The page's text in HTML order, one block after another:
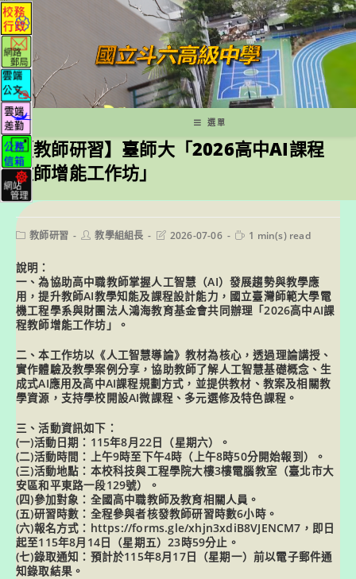
跳
轉
至
主
要
內
容
選單
【教師研習】臺師大「2026高中AI課程
教師增能工作坊」
Post教師研習
Post教學組組長
Post2026-07-06
Reading
1 min(s) read
說明：
一、為協助高中職教師掌握人工智慧（AI）發展趨勢與教學應
用，提升教師AI教學知能及課程設計能力，國立臺灣師範大學電
機工程學系與財團法人鴻海教育基金會共同辦理「2026高中AI課
程教師增能工作坊」。
二、本工作坊以《人工智慧導論》教材為核心，透過理論講授、
實作體驗及教學案例分享，協助教師了解人工智慧基礎概念、生
成式AI應用及高中AI課程規劃方式，並提供教材、教案及相關教
學資源，支持學校開設AI微課程、多元選修及特色課程。
三、活動資訊如下：
(一)活動日期：115年8月22日（星期六）。
(二)活動時間：上午9時至下午4時（上午8時50分開始報到）。
(三)活動地點：本校科技與工程學院大樓3樓電腦教室（臺北市大
安區和平東路一段129號）。
(四)參加對象：全國高中職教師及教育相關人員。
(五)研習時數：全程參與者核發教師研習時數6小時。
(六)報名方式：https://forms.gle/xhjn3xdiB8VJENCM7，即日
起至115年8月14日（星期五）23時59分止。
(七)錄取通知：預計於115年8月17日（星期一）前以電子郵件通
知錄取結果。